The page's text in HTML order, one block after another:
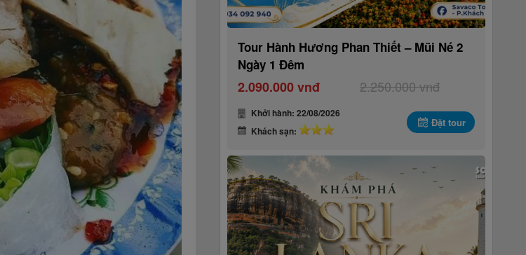
Tour Hành Hương Phan Thiết – Mũi Né 2
Ngày 1 Đêm
2.090.000 vnđ 2.250.000 vnđ
Khởi hành: 22/08/2026
Khách sạn:
Đặt tour